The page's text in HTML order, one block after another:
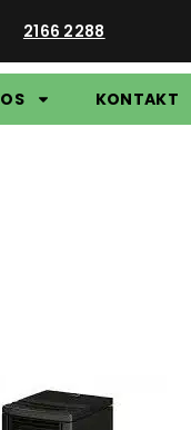
2166 2288
KONTAKT